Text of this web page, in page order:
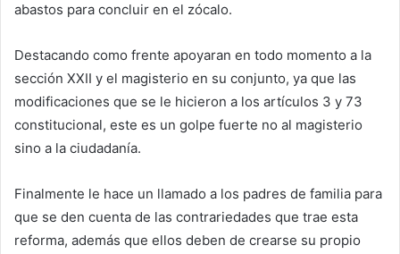
abastos para concluir en el zócalo.
Destacando como frente apoyaran en todo momento a la
sección XXII y el magisterio en su conjunto, ya que las
modificaciones que se le hicieron a los artículos 3 y 73
constitucional, este es un golpe fuerte no al magisterio
sino a la ciudadanía.
Finalmente le hace un llamado a los padres de familia para
que se den cuenta de las contrariedades que trae esta
reforma, además que ellos deben de crearse su propio